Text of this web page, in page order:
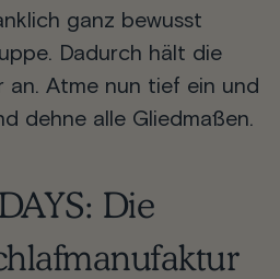
ganz bewusst
Dadurch hält die
an. Atme nun tief ein und
dehne alle Gliedmaßen.
: Die